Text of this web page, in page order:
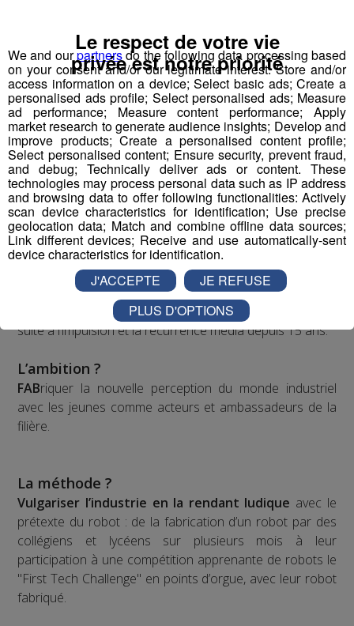
réconcilier les jeunes et l’industrie
Pour la 1ère fois dans l’histoire de l’industrie et des
médias français, nous proposons de porter, créer,
produire, diffuser un programme audiovisuel « mass
média » à l’échelle régionale.
Top Fab, le 1er programme
audiovisuel inspirant qui raconte
la fierté industrielle par la jeune
génération
Dans l’esprit d'un “top chef de l’industrie”, à l’image de la
nouvelle perception désirable suscitée pour la cuisine
suite à l’impulsion et la récurrence média depuis 15 ans.
L’ambition ?
FABriquer la nouvelle perception du monde industriel
avec les jeunes comme acteurs et ambassadeurs de la
filière.
La méthode ?
Vulgariser l’industrie en la rendant ludique avec le
prétexte du robot : de la fabrication d’un robot par des
collégiens et lycéens sur plusieurs mois à leur
participation à une compétition apprenante de robots le
"First Tech Challenge" en points d’orgue, avec leur robot
fabriqué.
We and ourpartnersdo the following data processing based
on your consent and/or our legitimate interest: Store and/or
access information on a device; Select basic ads; Create a
personalised ads profile; Select personalised ads; Measure
ad performance; Measure content performance; Apply
market research to generate audience insights; Develop and
improve products; Create a personalised content profile;
Select personalised content; Ensure security, prevent fraud,
and debug; Technically deliver ads or content. These
technologies may process personal data such as IP address
and browsing data to offer following functionalities: Actively
scan device characteristics for identification; Use precise
geolocation data; Match and combine offline data sources;
Link different devices; Receive and use automatically-sent
device characteristics for identification.
Le respect de votre vie
privée est notre priorité
J'ACCEPTE
JE REFUSE
PLUS D'OPTIONS